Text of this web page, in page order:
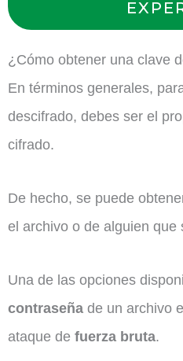
¿Cómo obtener una clave
En términos generales,
descifrado, debes ser el
cifrado.
De hecho, se puede
el archivo o de alguien que
Una de las opciones
contraseña de un archivo
ataque de fuerza bruta.